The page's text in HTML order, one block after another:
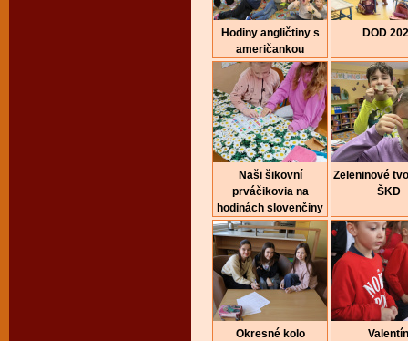
Hodiny angličtiny s
američankou
DOD
Naši šikovní
prváčikovia na
hodinách slovenčiny
Zeleninové
ŠKD
Okresné kolo
Valentín